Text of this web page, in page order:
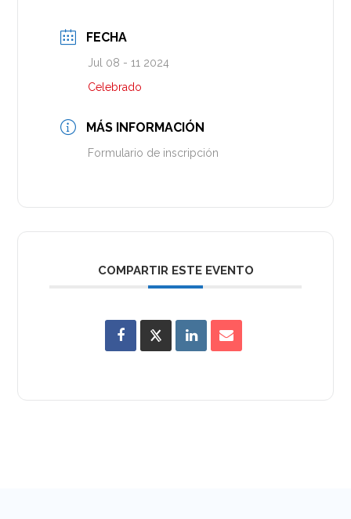
FECHA
Jul 08 - 11 2024
Celebrado
MÁS INFORMACIÓN
Formulario de inscripción
COMPARTIR ESTE EVENTO